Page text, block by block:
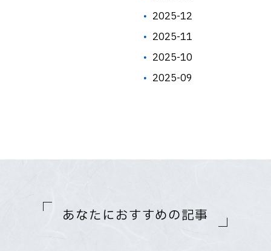
2025-12
2025-11
2025-10
2025-09